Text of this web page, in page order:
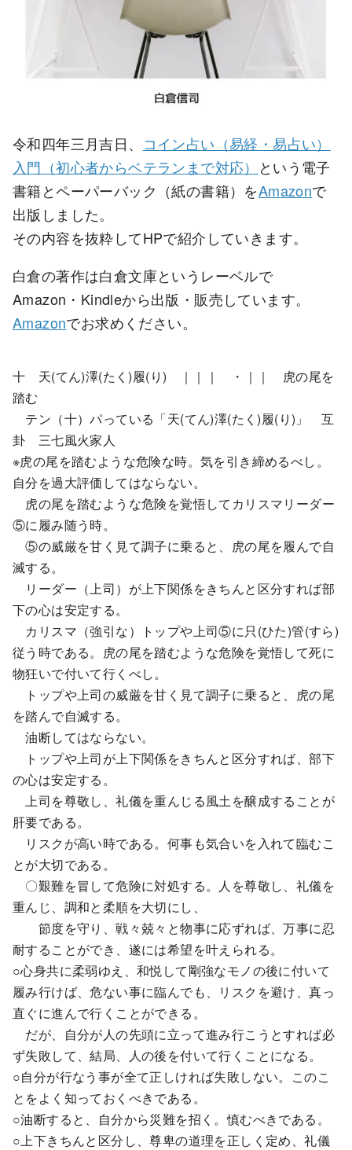
令和四年三月吉日、 コイン占い（易経・易占い）
入門（初心者からベテランまで対応） という電子
書籍とペーパーバック（紙の書籍）をAmazonで
出版しました。
その内容を抜粋してHPで紹介していきます。
白倉の著作は白倉文庫というレーベルで
Amazon・Kindleから出版・販売しています。
Amazonでお求めください。
十 天(てん)澤(たく)履(り) ｜｜｜ ・｜｜ 虎の尾を
踏む
テン（十）パっている「天(てん)澤(たく)履(り)」 互
卦 三七風火家人
※虎の尾を踏むような危険な時。気を引き締めるべし。
自分を過大評価してはならない。
虎の尾を踏むような危険を覚悟してカリスマリーダー
⑤に履み随う時。
⑤の威厳を甘く見て調子に乗ると、虎の尾を履んで自
滅する。
リーダー（上司）が上下関係をきちんと区分すれば部
下の心は安定する。
カリスマ（強引な）トップや上司⑤に只(ひた)管(すら)
従う時である。虎の尾を踏むような危険を覚悟して死に
物狂いで付いて行くべし。
トップや上司の威厳を甘く見て調子に乗ると、虎の尾
を踏んで自滅する。
油断してはならない。
トップや上司が上下関係をきちんと区分すれば、部下
の心は安定する。
上司を尊敬し、礼儀を重んじる風土を醸成することが
肝要である。
リスクが高い時である。何事も気合いを入れて臨むこ
とが大切である。
〇艱難を冒して危険に対処する。人を尊敬し、礼儀を
重んじ、調和と柔順を大切にし、
節度を守り、戦々兢々と物事に応ずれば、万事に忍
耐することができ、遂には希望を叶えられる。
○心身共に柔弱ゆえ、和悦して剛強なモノの後に付いて
履み行けば、危ない事に臨んでも、リスクを避け、真っ
直ぐに進んで行くことができる。
だが、自分が人の先頭に立って進み行こうとすれば必
ず失敗して、結局、人の後を付いて行くことになる。
○自分が行なう事が全て正しければ失敗しない。このこ
とをよく知っておくべきである。
○油断すると、自分から災難を招く。慎むべきである。
○上下きちんと区分し、尊卑の道理を正しく定め、礼儀